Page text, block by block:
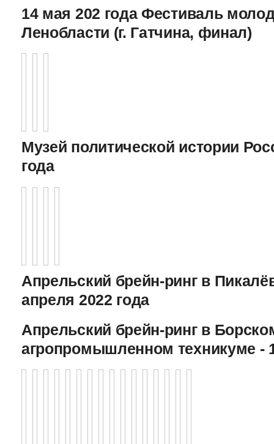
14 мая 202 года Фестиваль
Ленобласти (г. Гатчина, финал)
Музей политической истории
года
Апрельский брейн-ринг в
апреля 2022 года
Апрельский брейн-ринг в
агропромышленном техникуме -